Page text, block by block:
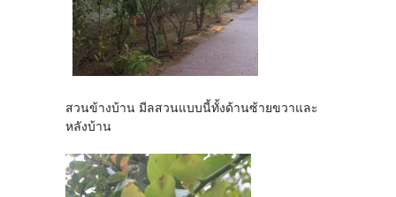
สวนข้างบ้าน มีลสวนแบบนี้ทั้งด้านซ้ายขวาและ
หลังบ้าน